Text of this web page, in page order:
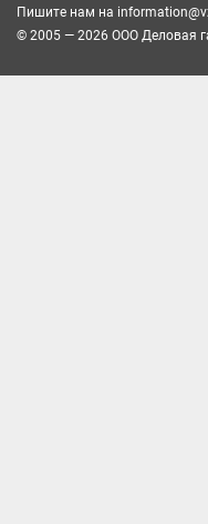
Пишите нам на
© 2005 — 2026 ООО Деловая